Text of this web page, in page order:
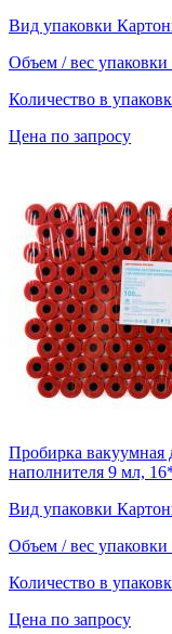
Вид упаковки
Объем / вес упаковки
Количество в
Цена по запросу
Пробирка вакуумная
наполнителя 9 мл,
Вид упаковки
Объем / вес упаковки
Количество в
Цена по запросу